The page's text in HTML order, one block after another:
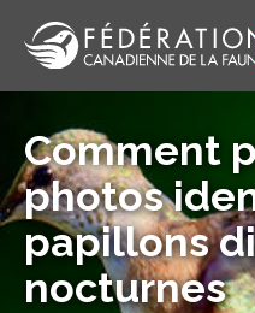
Comment
photos
papillons
nocturnes